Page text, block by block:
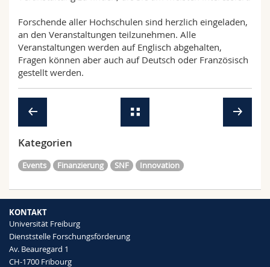
Forschende aller Hochschulen sind herzlich eingeladen,
an den Veranstaltungen teilzunehmen. Alle
Veranstaltungen werden auf Englisch abgehalten,
Fragen können aber auch auf Deutsch oder Französisch
gestellt werden.
Kategorien
Events Finanzierung SNF Innovation
KONTAKT
Universität Freiburg
Dienststelle Forschungsförderung
Av. Beauregard 1
CH-1700 Fribourg